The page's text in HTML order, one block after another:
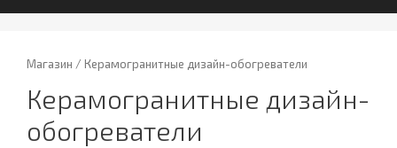
Магазин / Керамогранитные дизайн-обогреватели
Керамогранитные дизайн-
обогреватели